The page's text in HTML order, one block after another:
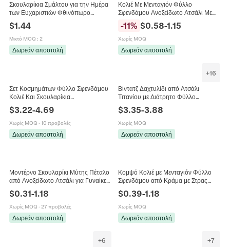
Σκουλαρίκια Σμάλτου για την Ημέρα
των Ευχαριστιών Φθινόπωρο
Γαλοπούλα Κολοκύθα Αλεπού
Ράγκμπι Φύλλο Σφενδάμου
Κοσμήματα
$1.44
Μικτό MOQ : 2
Δωρεάν αποστολή
Κολιέ Με Μενταγιόν Φύλλο
Σφενδάμου Ανοξείδωτο Ατσάλι Με
Στρας Κομψά Κοσμήματα Για
Γυναίκες
-11% $0.58-1.15
Χωρίς MOQ
Δωρεάν αποστολή
Σετ Κοσμημάτων Φύλλο Σφενδάμου
Κολιέ Και Σκουλαρίκια
Πέρλα Με Silver Earring Post Για
Γυναίκες
$3.22-4.69
Χωρίς MOQ · 10 προβολές
Δωρεάν αποστολή
+16
Βίντατζ Δαχτυλίδι από Ατσάλι
Τιτανίου με Διάτρητο Φύλλο
Unisex Ανοξείδωτο Ατσάλι
$3.35-3.88
Χωρίς MOQ
Δωρεάν αποστολή
Μοντέρνο Σκουλαρίκι Μύτης Πέταλο
από Ανοξείδωτο Ατσάλι για Γυναίκες
Άνδρες Εξωγήινος Φύλλο
Σφενδάμου Πράσινο Στρας
Κοσμήματα Piercing
$0.31-1.18
Χωρίς MOQ · 27 προβολές
Δωρεάν αποστολή
Κομψό Κολιέ με Μενταγιόν Φύλλο
Σφενδάμου από Κράμα με Στρας
Σκουλαρίκια Χρυσό Κόκκινο
Κρύσταλλο Φθινοπωρινό Στυλ
Κοσμήματα
$0.39-1.18
Χωρίς MOQ
Δωρεάν αποστολή
+6 +7